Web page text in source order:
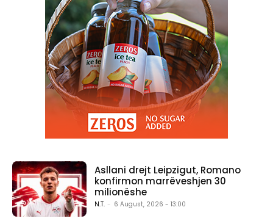
Asllani drejt Leipzigut, Romano
konfirmon marrëveshjen 30
milionëshe
N.T. - 6 August, 2026 - 13:00